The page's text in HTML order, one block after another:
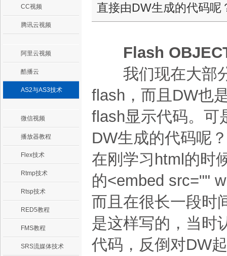
CC视频
腾讯云视频
阿里云视频
酷播云
AS2与AS3技术
微信视频
播放器教程
Flex技术
Rtmp技术
Rtsp技术
RED5教程
FMS教程
SRS流媒体技术
直接由DW生成的代码呢
Flash OBJECT
我们现在大部分
flash，而且DW也
flash显示代码。可
DW生成的代码呢
在刚学习html的时
的<embed src=""
而且在很长一段时
是这样写的，当时
代码，反倒对DW